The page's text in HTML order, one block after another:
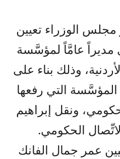
الوزراء تعيين
عامَّاً لمؤسَّسة
وذلك بناء على
التي رفعها
ونقل إبراهيم
الحكومي.
عمر جمال الفانك